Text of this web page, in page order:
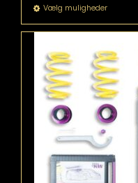
Vælg mulighederDette
vare
har
flere
kan
på